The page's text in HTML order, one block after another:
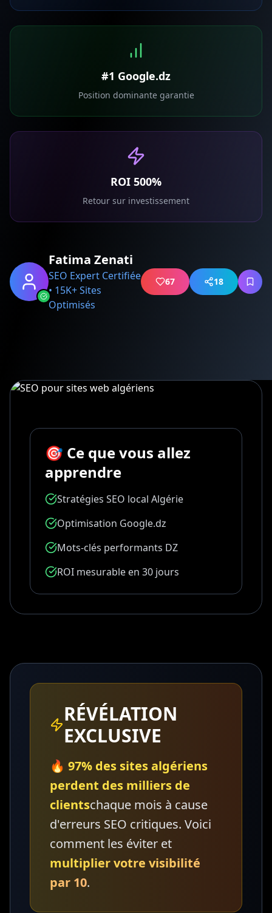
#1 Google.dz
Position dominante garantie
ROI 500%
Retour sur investissement
Fatima Zenati
SEO Expert Certifiée
• 15K+ Sites
Optimisés
67 18
🎯 Ce que vous allez
apprendre
Stratégies SEO local Algérie
Optimisation Google.dz
Mots-clés performants DZ
ROI mesurable en 30 jours
RÉVÉLATION
EXCLUSIVE
🔥 97% des sites algériens
perdent des milliers de
clientschaque mois à cause
d'erreurs SEO critiques. Voici
comment les éviter et
multiplier votre visibilité
par 10.